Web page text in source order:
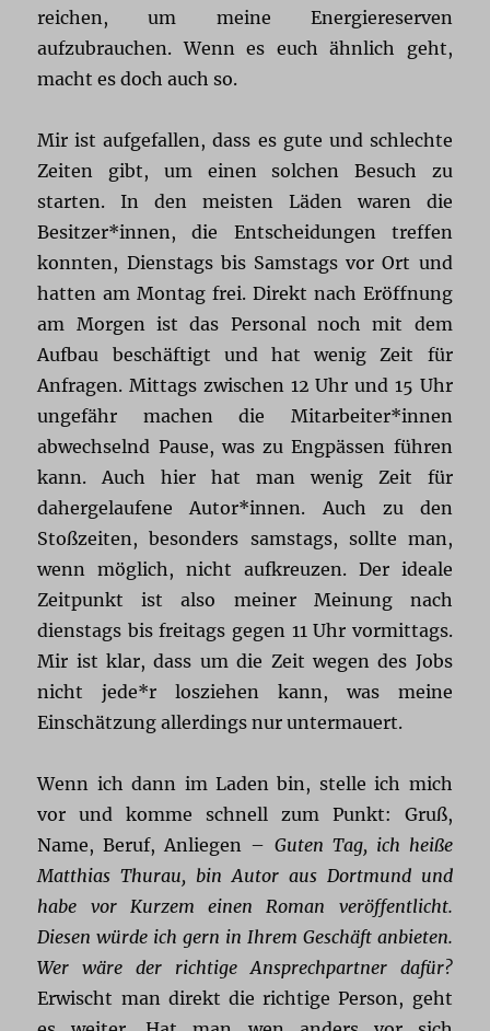
reichen, um meine Energiereserven
aufzubrauchen. Wenn es euch ähnlich geht,
macht es doch auch so.
Mir ist aufgefallen, dass es gute und schlechte
Zeiten gibt, um einen solchen Besuch zu
starten. In den meisten Läden waren die
Besitzer*innen, die Entscheidungen treffen
konnten, Dienstags bis Samstags vor Ort und
hatten am Montag frei. Direkt nach Eröffnung
am Morgen ist das Personal noch mit dem
Aufbau beschäftigt und hat wenig Zeit für
Anfragen. Mittags zwischen 12 Uhr und 15 Uhr
ungefähr machen die Mitarbeiter*innen
abwechselnd Pause, was zu Engpässen führen
kann. Auch hier hat man wenig Zeit für
dahergelaufene Autor*innen. Auch zu den
Stoßzeiten, besonders samstags, sollte man,
wenn möglich, nicht aufkreuzen. Der ideale
Zeitpunkt ist also meiner Meinung nach
dienstags bis freitags gegen 11 Uhr vormittags.
Mir ist klar, dass um die Zeit wegen des Jobs
nicht jede*r losziehen kann, was meine
Einschätzung allerdings nur untermauert.
Wenn ich dann im Laden bin, stelle ich mich
vor und komme schnell zum Punkt: Gruß,
Name, Beruf, Anliegen – Guten Tag, ich heiße
Matthias Thurau, bin Autor aus Dortmund und
habe vor Kurzem einen Roman veröffentlicht.
Diesen würde ich gern in Ihrem Geschäft anbieten.
Wer wäre der richtige Ansprechpartner dafür?
Erwischt man direkt die richtige Person, geht